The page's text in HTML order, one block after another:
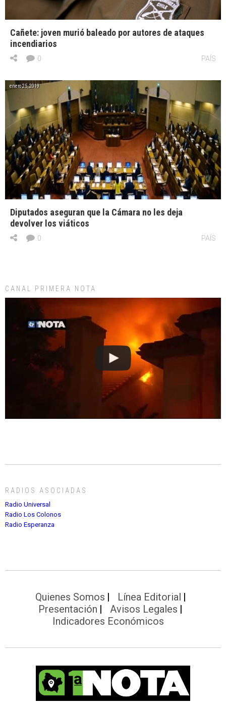
Cañete: joven murió baleado por autores de ataques
incendiarios
PAÍS
0
enero 25, 2019
Diputados aseguran que la Cámara no les deja
devolver los viáticos
PAÍS
0
CANAL PRIMERA NOTA
RADIOS ASOCIADAS
Radio Universal
Radio Los Colonos
Radio Esperanza
Quienes Somos
Línea Editorial
Presentación
Avisos Legales
Indicadores Económicos